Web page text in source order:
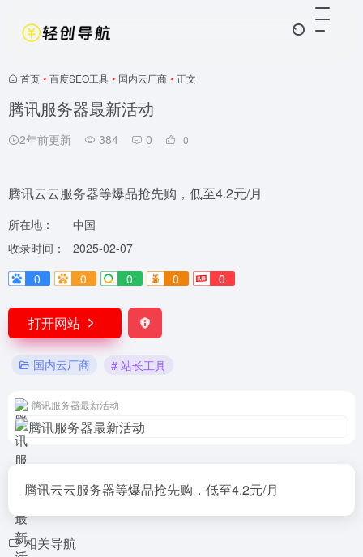
首页 • 百度SEO工具 • 国内云厂商 • 正文
腾讯服务器最新活动
2年前更新 384 0 0
腾讯云云服务器等爆品抢先购，低至4.2元/月
所在地：
中国
收录时间：
2025-02-07
0
0 0 0 0
打开网站
国内云厂商 # 站长工具
腾讯服务器最新活动
腾讯云云服务器等爆品抢先购，低至4.2元/月
相关导航